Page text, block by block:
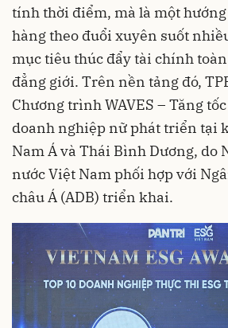
tính thời điểm, mà là một
hàng theo đuổi xuyên suốt
mục tiêu thúc đẩy tài chính
đẳng giới. Trên nền tảng đó,
Chương trình WAVES – Tăng
doanh nghiệp nữ phát triển tại
Nam Á và Thái Bình Dương, do
nước Việt Nam phối hợp với
châu Á (ADB) triển khai.